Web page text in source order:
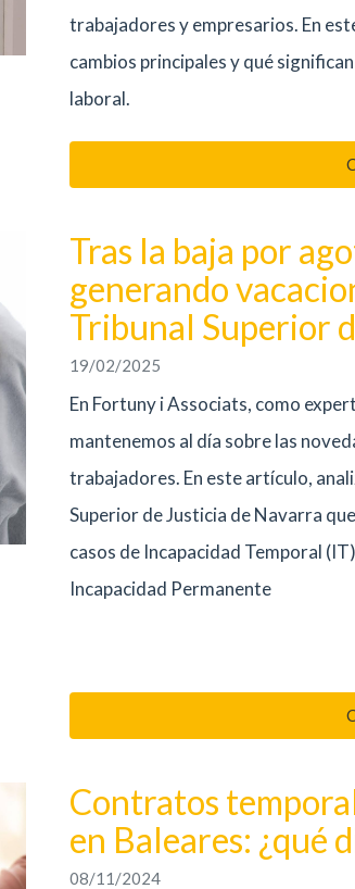
trabajadores y empresarios. En
cambios principales y qué
laboral.
Tras la baja por
generando
Tribunal Superior
19/02/2025
En Fortuny i Associats, como
mantenemos al día sobre las
trabajadores. En este artículo,
Superior de Justicia de Navarra
casos de Incapacidad Temporal
Incapacidad Permanente
Contratos
en Baleares: ¿qué
08/11/2024